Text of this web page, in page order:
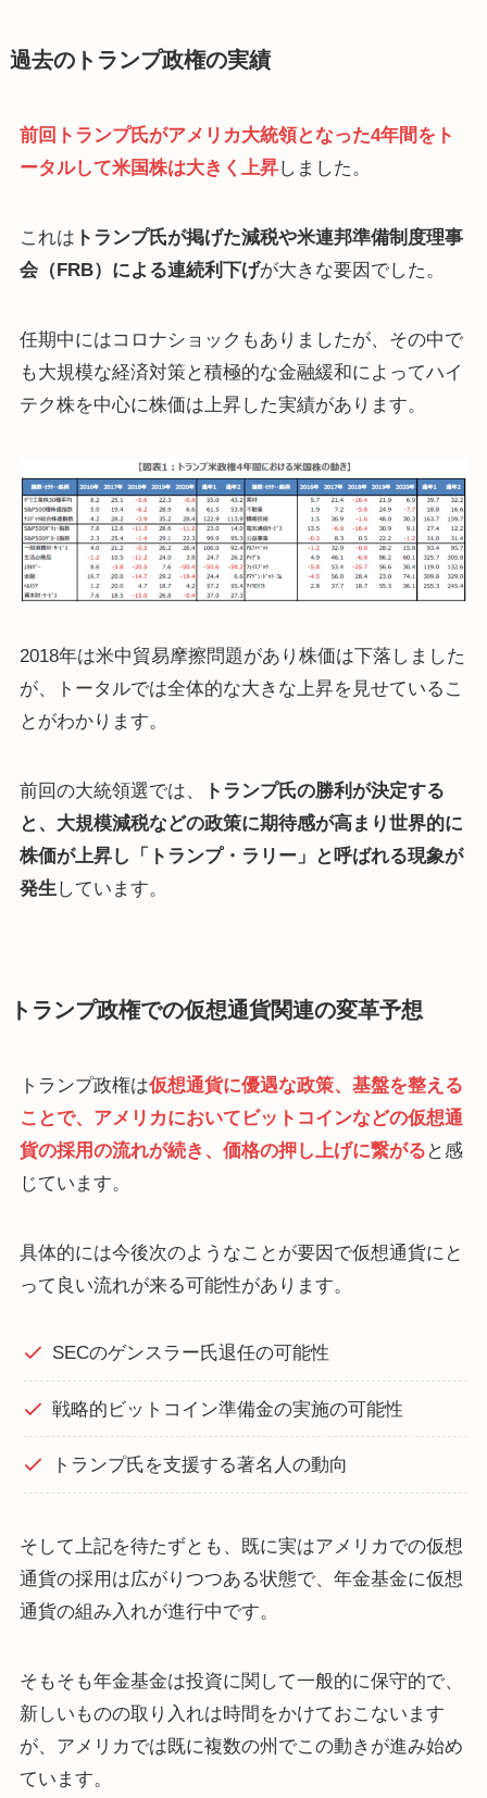
過去のトランプ政権の実績
前回トランプ氏がアメリカ大統領となった4年間をト
ータルして米国株は大きく上昇しました。
これは トランプ氏が掲げた減税や米連邦準備制度理事
会（FRB）による連続利下げが大きな要因でした。
任期中にはコロナショックもありましたが、その中で
も大規模な経済対策と積極的な金融緩和によってハイ
テク株を中心に株価は上昇した実績があります。
2018年は米中貿易摩擦問題があり株価は下落しました
が、トータルでは全体的な大きな上昇を見せているこ
とがわかります。
前回の大統領選では、
トランプ氏の勝利が決定する
と、大規模減税などの政策に期待感が高まり世界的に
株価が上昇し「トランプ・ラリー」と呼ばれる現象が
発生しています。
トランプ政権での仮想通貨関連の変革予想
トランプ政権は仮想通貨に優遇な政策、基盤を整える
ことで、アメリカにおいてビットコインなどの仮想通
貨の採用の流れが続き、価格の押し上げに繋がる と感
じています。
具体的には今後次のようなことが要因で仮想通貨にと
って良い流れが来る可能性があります。
SECのゲンスラー氏退任の可能性
戦略的ビットコイン準備金の実施の可能性
トランプ氏を支援する著名人の動向
そして上記を待たずとも、既に実はアメリカでの仮想
通貨の採用は広がりつつある状態で、年金基金に仮想
通貨の組み入れが進行中です。
そもそも年金基金は投資に関して一般的に保守的で、
新しいものの取り入れは時間をかけておこないます
が、アメリカでは既に複数の州でこの動きが進み始め
ています。